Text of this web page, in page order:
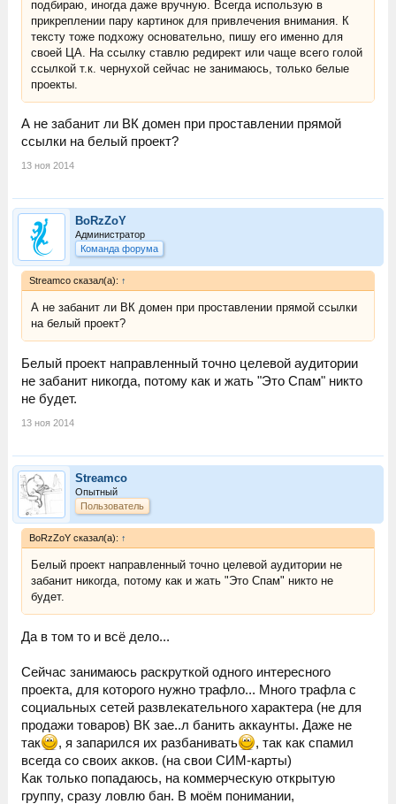
подбираю, иногда даже вручную. Всегда использую в
прикреплении пару картинок для привлечения внимания. К
тексту тоже подхожу основательно, пишу его именно для
своей ЦА. На ссылку ставлю редирект или чаще всего голой
ссылкой т.к. чернухой сейчас не занимаюсь, только белые
проекты.
А не забанит ли ВК домен при проставлении прямой
ссылки на белый проект?
13 ноя 2014
BoRzZoY
Администратор
Команда форума
Streamco сказал(а): ↑
А не забанит ли ВК домен при проставлении прямой ссылки
на белый проект?
Белый проект направленный точно целевой аудитории
не забанит никогда, потому как и жать "Это Спам" никто
не будет.
13 ноя 2014
Streamco
Опытный
Пользователь
BoRzZoY сказал(а): ↑
Белый проект направленный точно целевой аудитории не
забанит никогда, потому как и жать "Это Спам" никто не
будет.
Да в том то и всё дело...
Сейчас занимаюсь раскруткой одного интересного
проекта, для которого нужно трафло... Много трафла с
социальных сетей развлекательного характера (не для
продажи товаров) ВК зае..л банить аккаунты. Даже не
так
, я запарился их разбанивать
, так как спамил
всегда со своих акков. (на свои СИМ-карты)
Как только попадаюсь, на коммерческую открытую
группу, сразу ловлю бан. В моём понимании,